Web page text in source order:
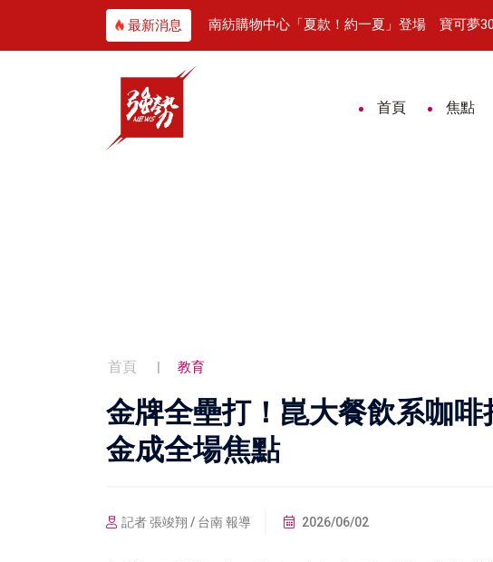
最新消息
進高齡健康博覽會 南紡購物中心「夏款！約一夏」登場 寶可夢
首頁 焦點
首頁 教育
金牌全壘打！崑大餐飲系咖
金成全場焦點
記者 張竣翔 / 台南 報導 2026/06/02